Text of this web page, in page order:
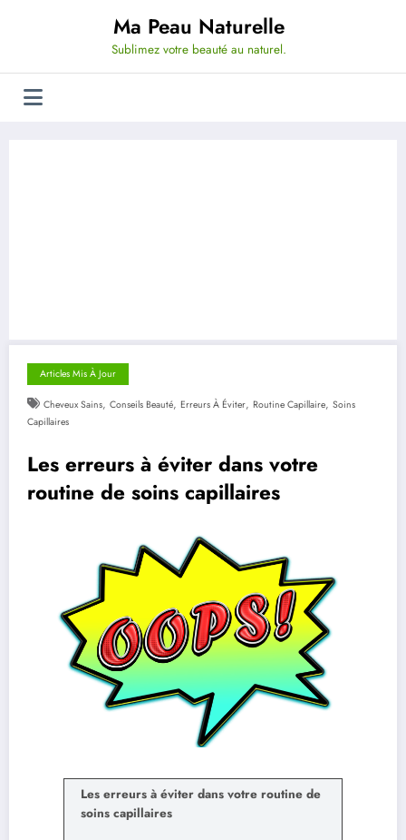
Ma Peau Naturelle
Sublimez votre beauté au naturel.
Articles Mis À Jour
Cheveux Sains, Conseils Beauté, Erreurs À Éviter, Routine Capillaire, Soins
Capillaires
Les erreurs à éviter dans votre
routine de soins capillaires
Les erreurs à éviter dans votre routine de
soins capillaires